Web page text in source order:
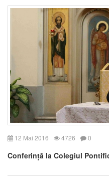
12 Mai 2016 4726 0
Conferință la Colegiul